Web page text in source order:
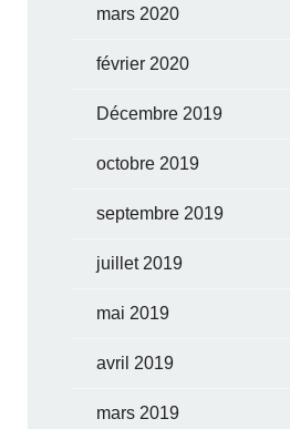
mars 2020
février 2020
Décembre 2019
octobre 2019
septembre 2019
juillet 2019
mai 2019
avril 2019
mars 2019